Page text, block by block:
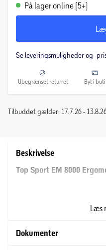
På lager online (5+)
Se leveringsmuligheder og -
Ubegrænset returret Byt i
Tilbuddet gælder: 17.7.26 -
Beskrivelse
Top Sport EM 8000
ambitiøs hjemmetræning,
afgørende. Det moderne
Læs
Dokumenter